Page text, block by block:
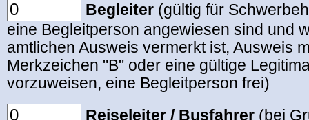
Begleiter (gültig für
eine Begleitperson angewiesen sind und
amtlichen Ausweis vermerkt ist, Ausweis
Merkzeichen "B" oder eine gültige
vorzuweisen, eine Begleitperson frei)
Reiseleiter / Busfahrer (bei